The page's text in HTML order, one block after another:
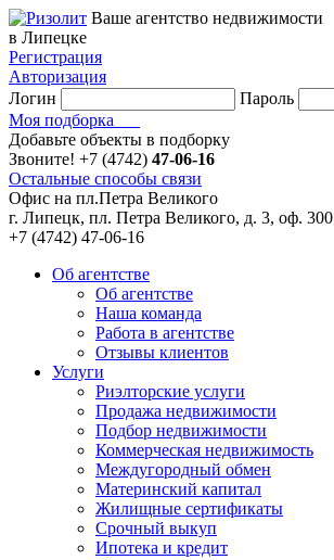
Ваше агентство недвижимости
в Липецке
Регистрация
Авторизация
Логин
Пароль
Моя подборка
Добавьте объекты в подборку
Звоните! +7 (4742) 47-06-16
Остальные способы связи
Офис на пл.Петра Великого
г. Липецк, пл. Петра Великого, д. 3, оф. 300
+7 (4742) 47-06-16
Об агентстве
Об агентстве
Наша команда
Работа в агентстве
Отзывы клиентов
Услуги
Риэлторские услуги
Продажа недвижимости
Подбор недвижимости
Коммерческая недвижимость
Междугородный обмен
Материнский капитал
Жилищные сертификаты
Срочный выкуп
Ипотека и кредит